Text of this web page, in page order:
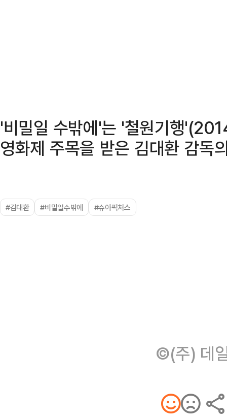
'비밀일 수밖에'는 '철원기행
영화제 주목을 받은 김대환 감독
#김대환 #비밀일수밖에 #슈아픽처스
©(주) 데